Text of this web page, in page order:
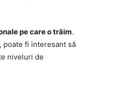
pe care o trăim.
poate fi interesant să
niveluri de